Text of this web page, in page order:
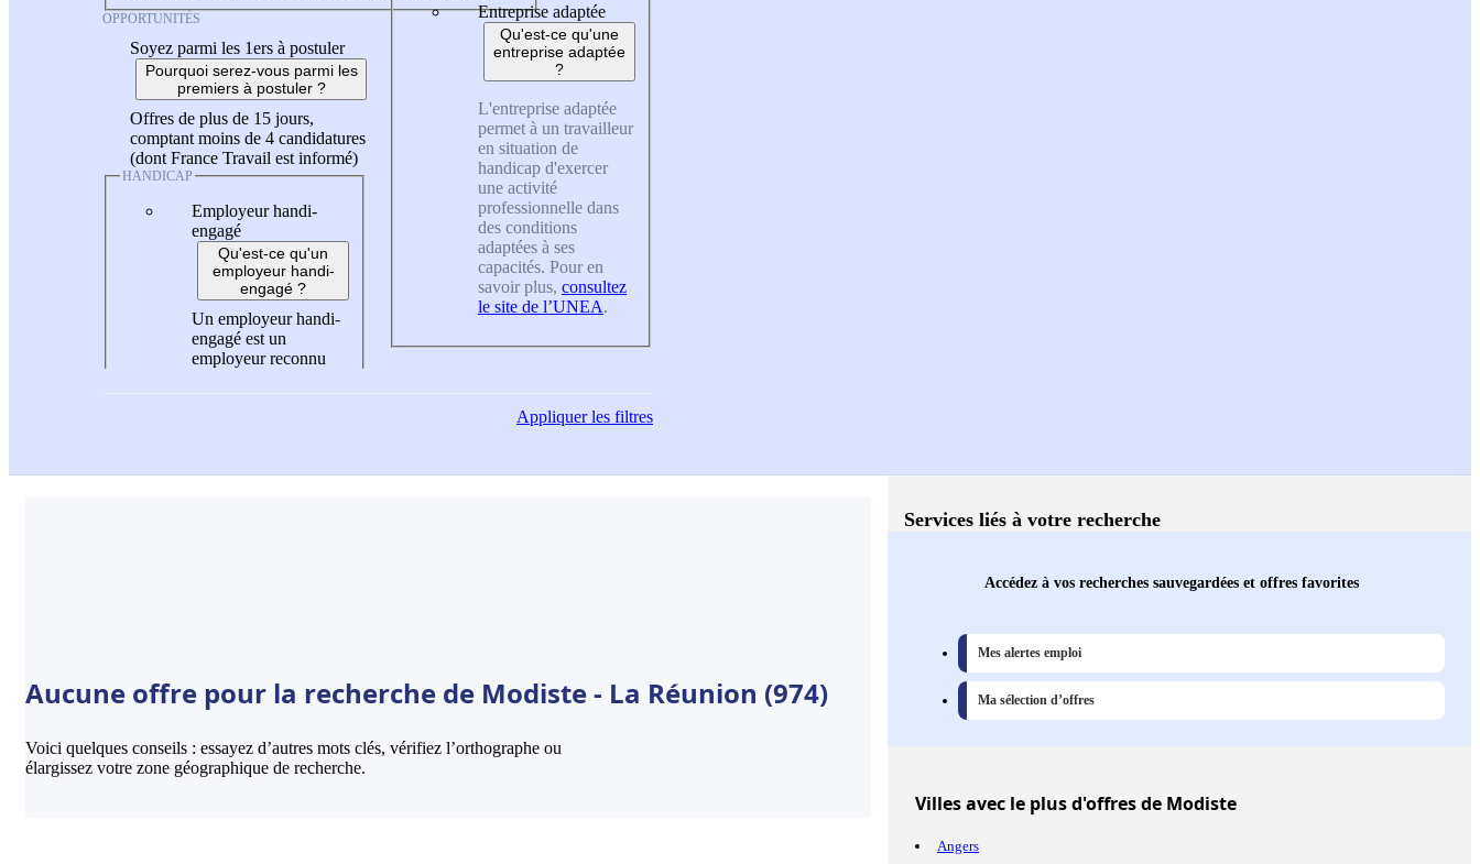
OPPORTUNITÉS
Soyez parmi les 1ers à postuler
Pourquoi serez-vous parmi les
premiers à postuler ?
Offres de plus de 15 jours,
comptant moins de 4 candidatures
(dont France Travail est informé)
HANDICAP
Employeur handi-
engagé
Qu'est-ce qu'un
employeur handi-
engagé ?
Un employeur handi-
engagé est un
employeur reconnu
Entreprise adaptée
Qu'est-ce qu'une
entreprise adaptée
?
L'entreprise adaptée
permet à un travailleur
en situation de
handicap d'exercer
une activité
professionnelle dans
des conditions
adaptées à ses
capacités. Pour en
savoir plus, consultez
le site de l’UNEA.
Appliquerles filtres
Aucune offre pour la recherche de Modiste - La Réunion (974)
Voici quelques conseils : essayez d’autres mots clés, vérifiez l’orthographe ou
élargissez votre zone géographique de recherche.
Services liés à votre recherche
Accédez à vos recherches sauvegardées et offres favorites
Mes alertes emploi
Ma sélection d’offres
Villesavec le plus d'offres de Modiste
Angers